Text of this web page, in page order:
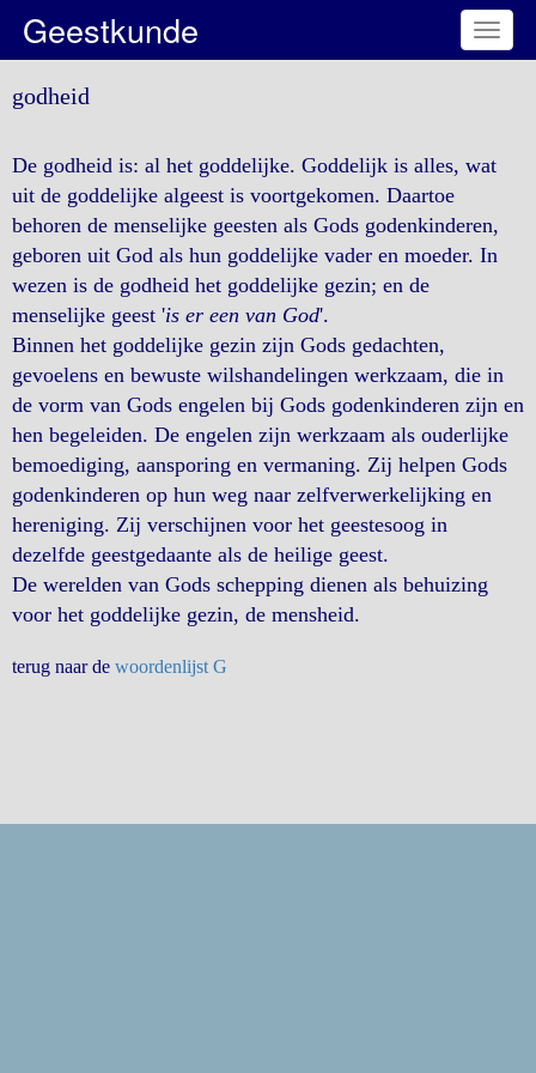
Toggle
Geestkunde
godheid
De godheid is: al het goddelijke. Goddelijk is alles, wat
uit de goddelijke algeest is voortgekomen. Daartoe
behoren de menselijke geesten als Gods godenkinderen,
geboren uit God als hun goddelijke vader en moeder. In
wezen is de godheid het goddelijke gezin; en de
menselijke geest 'is er een van God'.
Binnen het goddelijke gezin zijn Gods gedachten,
gevoelens en bewuste wilshandelingen werkzaam, die in
de vorm van Gods engelen bij Gods godenkinderen zijn en
hen begeleiden. De engelen zijn werkzaam als ouderlijke
bemoediging, aansporing en vermaning. Zij helpen Gods
godenkinderen op hun weg naar zelfverwerkelijking en
hereniging. Zij verschijnen voor het geestesoog in
dezelfde geestgedaante als de heilige geest.
De werelden van Gods schepping dienen als behuizing
voor het goddelijke gezin, de mensheid.
terug naar de woordenlijst G